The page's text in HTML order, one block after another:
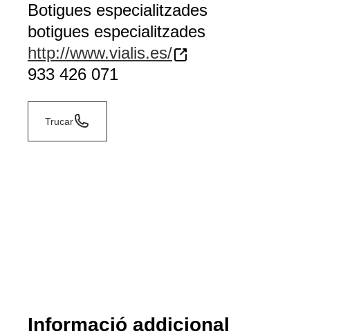
Botigues especialitzades
botigues especialitzades
http://www.vialis.es/
933 426 071
Trucar
Informació addicional